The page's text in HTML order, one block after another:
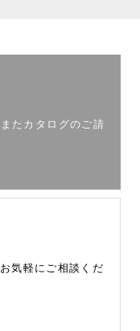
またカタログのご請
お気軽にご相談くだ